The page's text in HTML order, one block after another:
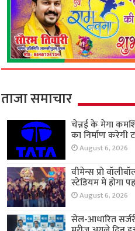
ताजा समाचार
चेन्नई के मेगा
का निर्माण करेगी
August 6, 2026
वीमेन्स प्रो
स्टेडियम में होगा
August 6, 2026
सेल-आधारित